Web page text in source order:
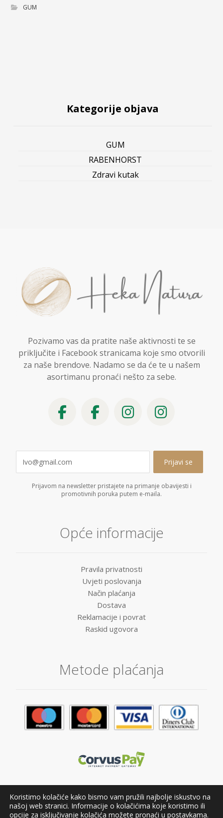
GUM
Kategorije objava
GUM
RABENHORST
Zdravi kutak
Pozivamo vas da pratite naše aktivnosti te se
priključite i Facebook stranicama koje smo otvorili
za naše brendove. Nadamo se da će te u našem
asortimanu pronaći nešto za sebe.
Prijavom na newsletter pristajete na primanje obavijesti i
promotivnih poruka putem e-maila.
Opće informacije
Pravila privatnosti
Uvjeti poslovanja
Način plaćanja
Dostava
Reklamacije i povrat
Raskid ugovora
Metode plaćanja
Koristimo kolačiće kako bismo vam pružili najbolje iskustvo na
našoj web stranici. Informacije o kolačićima koje koristimo ili
opcije za isključivanje kolačića možete pronaći u postavkama.